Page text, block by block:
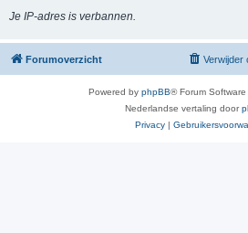
Je IP-adres is verbannen.
Forumoverzicht Verwijder
Powered by phpBB® Forum
Nederlandse vertaling door
Privacy |